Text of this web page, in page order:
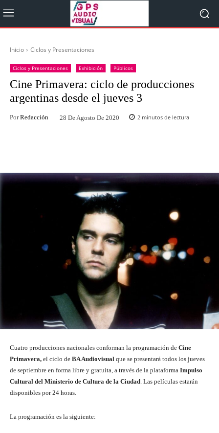
Inicio Ciclos y Presentaciones
Ciclos y Presentaciones Exhibición Públicos
Cine Primavera: ciclo de producciones
argentinas desde el jueves 3
Por Redacción 28 De Agosto De 2020 2 minutos de lectura
Cuatro producciones nacionales conforman la programación de Cine
Primavera, el ciclo de BA Audiovisual que se presentará todos los jueves
de septiembre en forma libre y gratuita, a través de la plataforma Impulso
Cultural del Ministerio de Cultura de la Ciudad . Las películas estarán
disponibles por 24 horas.
La programación es la siguiente: